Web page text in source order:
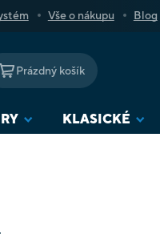
Vše o nákupu Blog
NÁKUPNÍ
KOŠÍK
Prázdný košík
KLASICKÉ